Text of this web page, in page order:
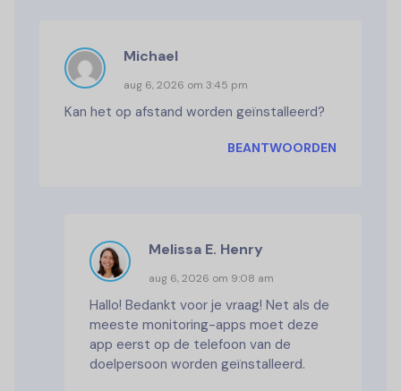
Michael
aug 6, 2026 om 3:45 pm
Kan het op afstand worden geïnstalleerd?
BEANTWOORDEN
Melissa E. Henry
aug 6, 2026 om 9:08 am
Hallo! Bedankt voor je vraag! Net als de
meeste monitoring-apps moet deze
app eerst op de telefoon van de
doelpersoon worden geïnstalleerd.